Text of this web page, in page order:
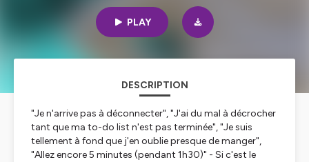
PLAY
DESCRIPTION
"Je n'arrive pas à déconnecter", "J'ai du mal à décrocher
tant que ma to-do list n'est pas terminée", "Je suis
tellement à fond que j'en oublie presque de manger",
"Allez encore 5 minutes (pendant 1h30)" - Si c'est le